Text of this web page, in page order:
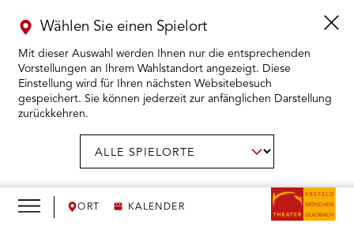
ORT KALENDER
Wählen Sie einen Spielort
Mit dieser Auswahl werden Ihnen nur die entsprechenden
Vorstellungen an Ihrem Wahlstandort angezeigt. Diese
Einstellung wird für Ihren nächsten Websitebesuch
gespeichert. Sie können jederzeit zur anfänglichen Darstellung
zurückkehren.
KARTENKAUF ÖFFNEN
WIR ÖFFNEN